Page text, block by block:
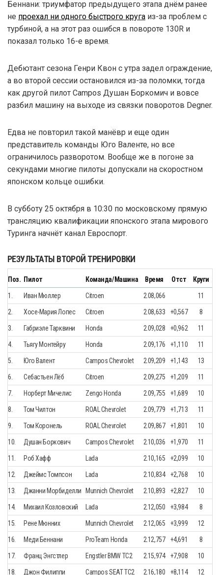
Беннани: триумфатор предыдущего этапа днём ранее
не проехал ни одного быстрого круга из-за проблем с
турбиной, а на этот раз ошибся в повороте 130R и
показал только 16-е время.
Дебютант сезона Генри Квон с утра задел ограждение,
а во второй сессии остановился из-за поломки, тогда
как другой пилот Campos Душан Боркомич и вовсе
разбил машину на выходе из связки поворотов Degner.
Едва не повторил такой манёвр и еще один
представитель команды Юго Валенте, но все
ограничилось разворотом. Вообще же в погоне за
секундами многие пилоты допускали на скоростном
японском кольце ошибки.
В субботу 25 октября в 10:30 по московскому прямую
трансляцию квалификации японского этапа мирового
Туринга начнёт канал Евроспорт.
РЕЗУЛЬТАТЫ ВТОРОЙ ТРЕНИРОВКИ
Поз. Пилот Команда/Машина Время Отст Круги
1. Иван Мюллер Citroen 2.08,066 11
2. Хосе-Мария Лопес Citroen 2.08,633 +0,567 8
3. Габриэле Тарквини Honda 2.09,028 +0,962 11
4. Тьягу Монтейру Honda 2.09,176 +1,110 11
5. Юго Валент Campos Chevrolet 2.09,209 +1,143 13
6. Себастьен Лёб Citroen 2.09,275 +1,209 11
7. Норберт Мичелис Zengo Honda 2.09,755 +1,689 10
8. Том Чилтон ROAL Chevrolet 2.09,779 +1,713 11
9. Том Коронель ROAL Chevrolet 2.09,867 +1,801 10
10. Душан Боркович Campos Chevrolet 2.10,036 +1,970 11
11. Роб Хафф Lada 2.10,165 +2,099 10
12. Джеймс Томпсон Lada 2.10,834 +2,768 10
13. Джанни Морбиделли Munnich Chevrolet 2.10,893 +2,827 10
14. Михаил Козловский Lada 2.12,050 +3,984 8
15. Рене Мюнних Munnich Chevrolet 2.12,065 +3,999 12
16. Меди Беннани ProTeam Honda 2.12,757 +4,691 8
17. Франц Энгстлер Engstler BMW TC2 2.15,974 +7,908 10
18. Джон Филиппи Campos SEAT TC2 2.16,180 +8,114 12